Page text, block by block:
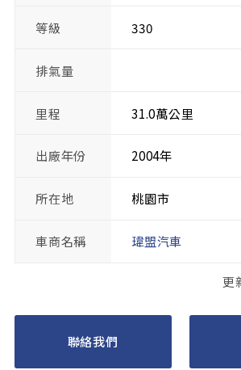
等級 330
排氣量
里程 31.0萬公里
出廠年份 2004年
所在地 桃園市
車商名稱 瑋盟汽車
更
聯絡我們